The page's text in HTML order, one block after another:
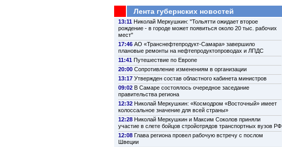
Лента губернских новостей
13:11 Николай Меркушкин: "Тольятти ожидает второе
рождение - в городе может появиться около 20 тыс. рабочих
мест"
17:46 АО «Транснефтепродукт-Самара» завершило
плановые ремонты на нефтепродуктопроводах и ЛПДС
11:41 Путешествие по Европе
20:00 Сопротивление изменениям в организации
13:17 Утвержден состав областного кабинета министров
09:02 В Самаре состоялось очередное заседание
правительства региона
12:32 Николай Меркушкин: «Космодром «Восточный» имеет
колоссальное значение для всей страны»
12:28 Николай Меркушкин и Максим Соколов приняли
участие в слете бойцов стройотрядов транспортных вузов РФ
12:08 Глава региона провел рабочую встречу с послом
Швеции